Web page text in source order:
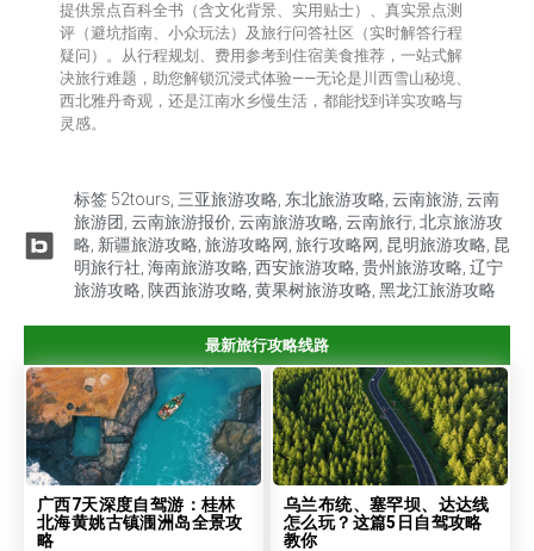
提供‌景点百科全书‌（含文化背景、实用贴士）、‌真实景点测
评‌（避坑指南、小众玩法）及‌旅行问答社区‌（实时解答行程
疑问）。从行程规划、费用参考到住宿美食推荐，一站式解
决旅行难题，助您解锁沉浸式体验——无论是川西雪山秘境、
西北雅丹奇观，还是江南水乡慢生活，都能找到详实攻略与
灵感。
标签 52tours, 三亚旅游攻略, 东北旅游攻略, 云南旅游, 云南
旅游团, 云南旅游报价, 云南旅游攻略, 云南旅行, 北京旅游攻
略, 新疆旅游攻略, 旅游攻略网, 旅行攻略网, 昆明旅游攻略, 昆
明旅行社, 海南旅游攻略, 西安旅游攻略, 贵州旅游攻略, 辽宁
旅游攻略, 陕西旅游攻略, 黄果树旅游攻略, 黑龙江旅游攻略
最新旅行攻略线路
广西7天深度自驾游：桂林
北海黄姚古镇涠洲岛全景攻
略
乌兰布统、塞罕坝、达达线
怎么玩？这篇5日自驾攻略
教你